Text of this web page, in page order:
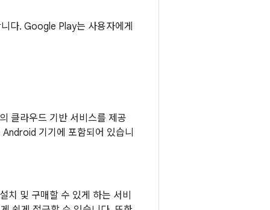
다. Google Play는 사용자에게
클라우드 기반 서비스를 제공
기기에 포함되어 있습니
및 구매할 수 있게 하는 서비